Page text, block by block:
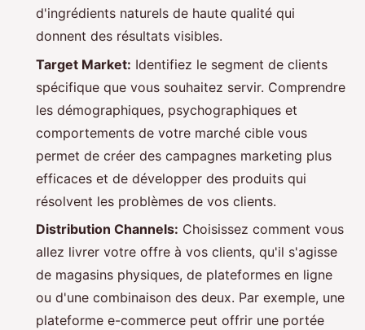
d'ingrédients naturels de haute qualité qui
donnent des résultats visibles.
Target Market: Identifiez le segment de clients
spécifique que vous souhaitez servir. Comprendre
les démographiques, psychographiques et
comportements de votre marché cible vous
permet de créer des campagnes marketing plus
efficaces et de développer des produits qui
résolvent les problèmes de vos clients.
Distribution Channels: Choisissez comment vous
allez livrer votre offre à vos clients, qu'il s'agisse
de magasins physiques, de plateformes en ligne
ou d'une combinaison des deux. Par exemple, une
plateforme e-commerce peut offrir une portée